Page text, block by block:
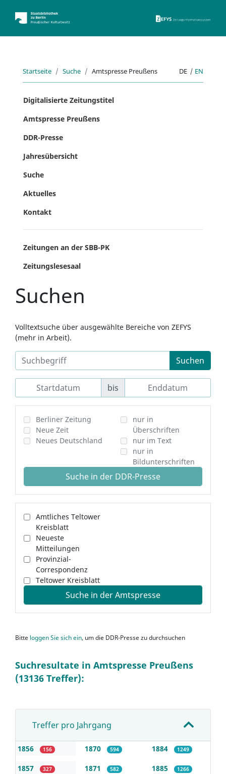
Startseite Suche Amtspresse Preußens DE | EN
Digitalisierte Zeitungstitel
Amtspresse Preußens
DDR-Presse
Jahresübersicht
Suche
Aktuelles
Kontakt
Zeitungen an der SBB-PK
Zeitungslesesaal
Suchen
Volltextsuche über ausgewählte Bereiche von ZEFYS
(mehr in Arbeit).
Suchen
bis
Berliner Zeitung
Neue Zeit
Neues Deutschland
nur in
Überschriften
nur im Text
nur in
Bildunterschriften
Suche in der DDR-Presse
Amtliches Teltower
Kreisblatt
Neueste
Mitteilungen
Provinzial-
Correspondenz
Teltower Kreisblatt
Suche in der Amtspresse
Bitte loggen Sie sich ein, um die DDR-Presse zu durchsuchen
Suchresultate in Amtspresse Preußens
(13136 Treffer):
Treffer pro Jahrgang
1856 156
1857 327
1870 594
1871 582
1884 1249
1885 1266